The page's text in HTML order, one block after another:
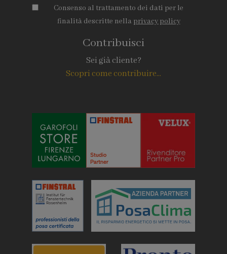
Consenso al trattamento dei dati per le
finalità descritte nella privacy policy
Contribuisci
Sei già cliente?
Scopri come contribuire...